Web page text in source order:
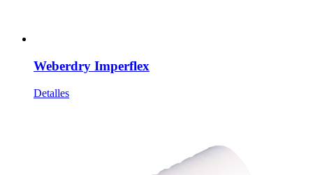
Weberdry Imperflex
Detalles